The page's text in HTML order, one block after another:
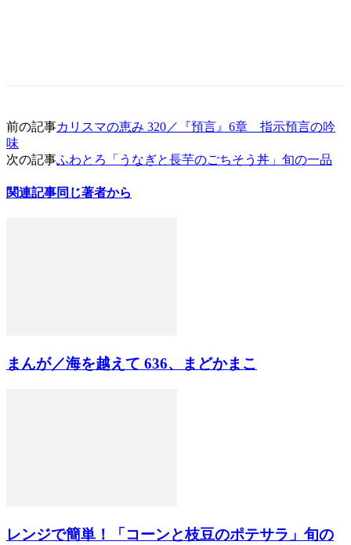
前の記事カリスマの恵み 320／『預言』6章 指示預言の吟
味
次の記事ふわとろ「うなぎと長芋のごちそう丼」旬の一品
関連記事同じ著者から
まんが／海を越えて 636、まどかまこ
レンジで簡単！「コーンと枝豆のポテサラ」旬の